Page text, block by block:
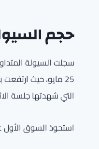
حجم
التي شهدتها جلسة
استحوذ السوق الأول على 68٪ من هذه السيولة، بينما حصد السوق الرئيسي النسبة